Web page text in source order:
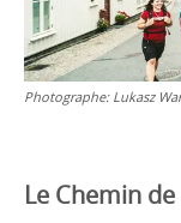
Photographe: Lukasz
Le Chemin